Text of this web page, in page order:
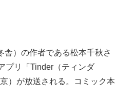
舎）の作者である松本千秋さ
プリ「Tinder（ティンダ
）が放送される。コミック本